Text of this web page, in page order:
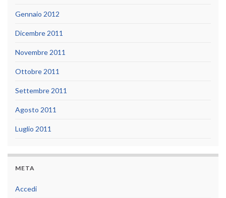
Gennaio 2012
Dicembre 2011
Novembre 2011
Ottobre 2011
Settembre 2011
Agosto 2011
Luglio 2011
META
Accedi